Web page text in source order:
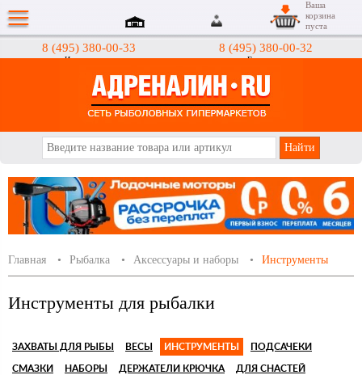
8 (495) 380-00-33
Интернет-магазин
8 (495) 380-00-32
Гипермаркеты
Ваша
корзина
пуста
Главная Рыбалка Аксессуары и наборы Инструменты
Инструменты для рыбалки
ЗАХВАТЫ ДЛЯ РЫБЫ ВЕСЫ ИНСТРУМЕНТЫ ПОДСАЧЕКИ
СМАЗКИ НАБОРЫ ДЕРЖАТЕЛИ КРЮЧКА ДЛЯ СНАСТЕЙ